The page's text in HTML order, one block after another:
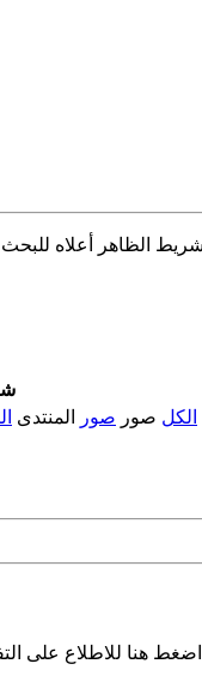
الكل صور صور المنتدى
هنا للاطلاع على